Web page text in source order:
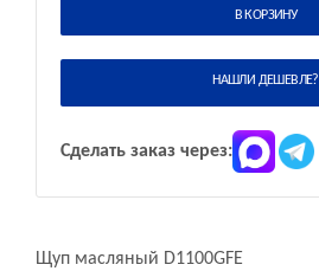
В КОРЗИНУ
НАШЛИ ДЕШЕВЛЕ?
Сделать заказ через:
Щуп масляный D1100GFE